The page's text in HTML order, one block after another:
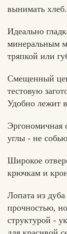
Хлеб
вынимать хлеб.
Идеально
минеральным
тряпкой или
Смещенный
тестовую
Удобно лежит
Эргономичная
углы - не
Широкое
крючкам и
Лопата из
прочностью,
структурой -